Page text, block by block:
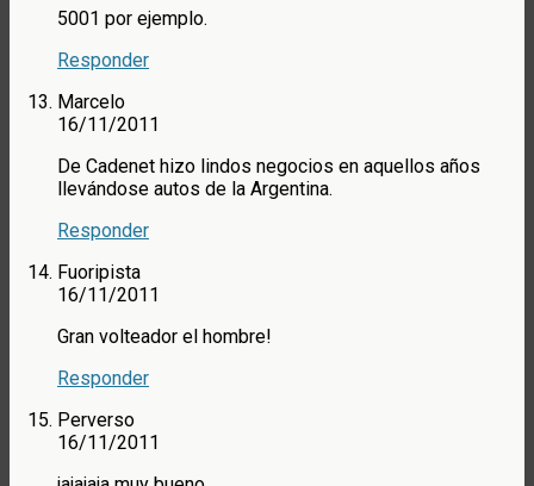
5001 por ejemplo.
Responder
Marcelo
16/11/2011
De Cadenet hizo lindos negocios en aquellos años
llevándose autos de la Argentina.
Responder
Fuoripista
16/11/2011
Gran volteador el hombre!
Responder
Perverso
16/11/2011